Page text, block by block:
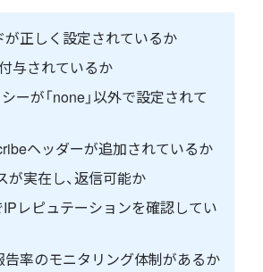
正しく設定されているか
与されているか
ーが「none」以外で設定されて
ヘッダーが追加されているか
が実在し、返信可能か
レピュテーションを確認してい
告率のモニタリング体制があるか